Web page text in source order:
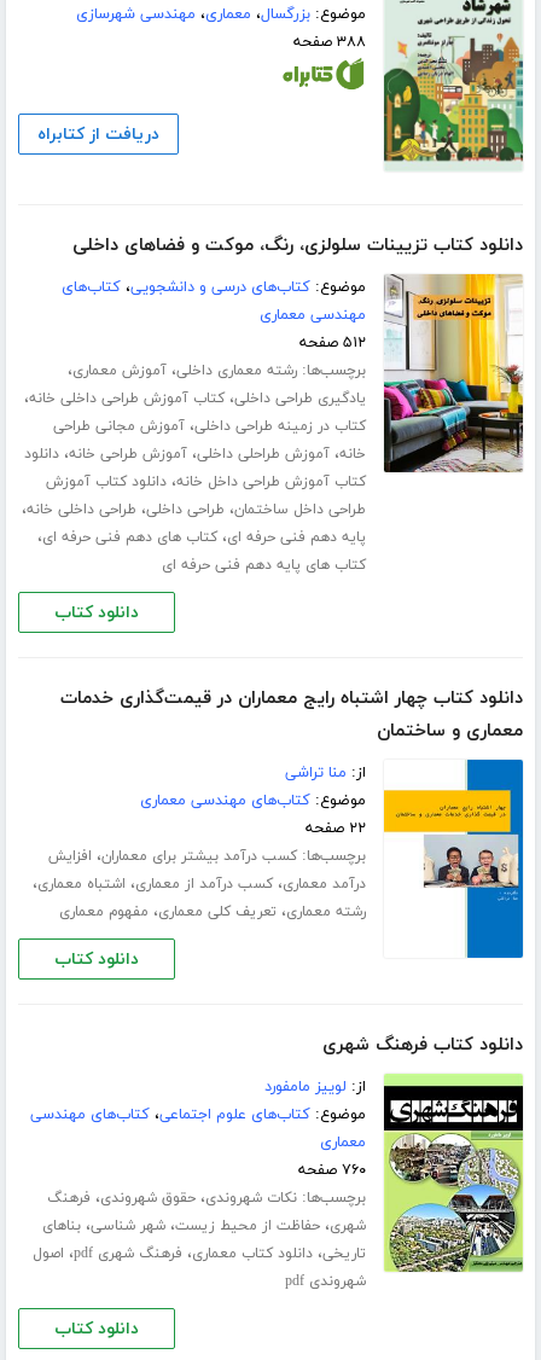
موضوع:بزرگسال، معماری، مهندسی شهرسازی
۳۸۸ صفحه
دریافت از کتابراه
دانلود کتاب تزیینات سلولزی، رنگ، موکت و فضاهای داخلی
موضوع:کتاب‌های درسی و دانشجویی،کتاب‌های
مهندسی معماری
۵۱۲ صفحه
برچسب‌ها:رشته معماری داخلی،آموزش معماری،
یادگیری طراحی داخلی،کتاب آموزش طراحی داخلی خانه،
کتاب در زمینه طراحی داخلی،آموزش مجانی طراحی
خانه،آموزش طراحلی داخلی،آموزش طراحی خانه،دانلود
کتاب آموزش طراحی داخل خانه،دانلود کتاب آموزش
طراحی داخل ساختمان، طراحی داخلی، طراحی داخلی خانه،
پایه دهم فنی حرفه ای،کتاب های دهم فنی حرفه ای،
کتاب های پایه دهم فنی حرفه ای
دانلود کتاب
دانلود کتاب چهار اشتباه رایج معماران در قیمت‌گذاری خدمات
معماری و ساختمان
از: منا تراشی
موضوع:کتاب‌های مهندسی معماری
۲۲ صفحه
برچسب‌ها:کسب درآمد بیشتر برای معماران، افزایش
درآمد معماری،کسب درآمد از معماری، اشتباه معماری،
رشته معماری، تعریف کلی معماری، مفهوم معماری
دانلود کتاب
دانلود کتاب فرهنگ شهری
از: لوییز مامفورد
موضوع:کتاب‌های علوم اجتماعی،کتاب‌های مهندسی
معماری
۷۶۰ صفحه
برچسب‌ها:نکات شهروندی،حقوق شهروندی، فرهنگ
شهری،حفاظت از محیط زیست،شهر شناسی،بناهای
تاریخی،دانلود کتاب معماری، فرهنگ شهری pdf ، اصول
شهروندی pdf
دانلود کتاب